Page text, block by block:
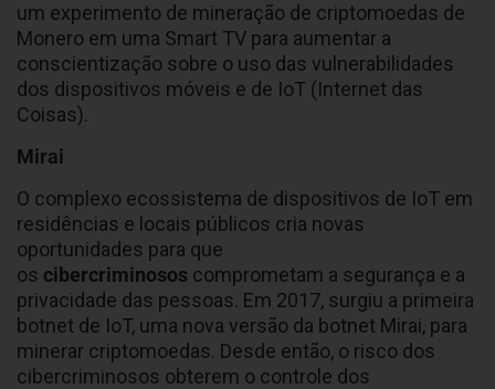
um experimento de mineração de criptomoedas de
Monero em uma Smart TV para aumentar a
conscientização sobre o uso das vulnerabilidades
dos dispositivos móveis e de IoT (Internet das
Coisas).
Mirai
O complexo ecossistema de dispositivos de IoT em
residências e locais públicos cria novas
oportunidades para que
os cibercriminosos comprometam a segurança e a
privacidade das pessoas. Em 2017, surgiu a primeira
botnet de IoT, uma nova versão da botnet Mirai, para
minerar criptomoedas. Desde então, o risco dos
cibercriminosos obterem o controle dos